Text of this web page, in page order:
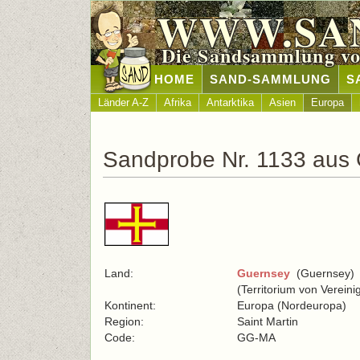
Die Sandsammlung
HOME SAND-SAMMLUNG
Länder A-Z Afrika Antarktika Asien Europa
Sandprobe Nr. 1133 aus
Land: Guernsey (Guernsey)
(Territorium von
Kontinent:
Europa (Nordeuropa)
Region:
Saint Martin
Code:
GG-MA